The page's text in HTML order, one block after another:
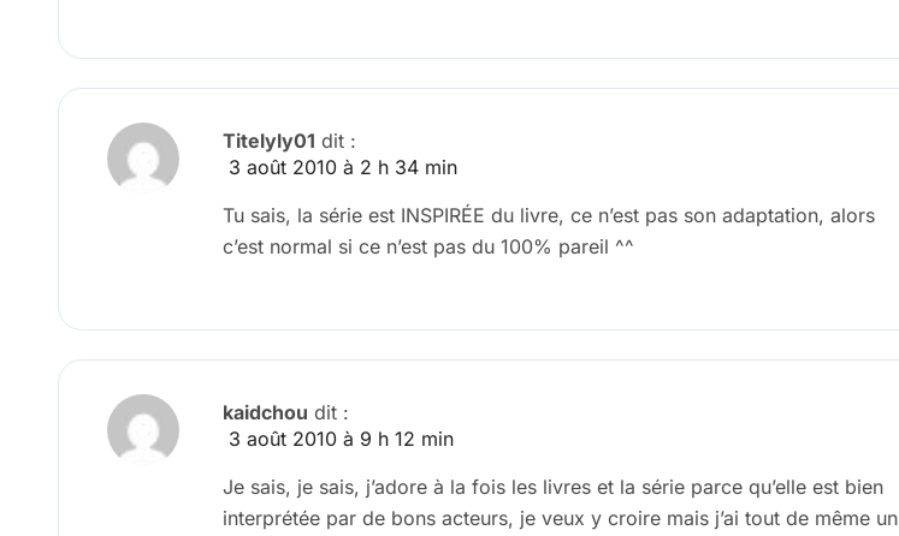
Titelyly01 dit :
3 août 2010 à 2 h 34 min
Tu sais, la série est INSPIRÉE du livre, ce n’est pas son adaptation, alors
c’est normal si ce n’est pas du 100% pareil ^^
kaidchou dit :
3 août 2010 à 9 h 12 min
Je sais, je sais, j’adore à la fois les livres et la série parce qu’elle est bien
interprétée par de bons acteurs, je veux y croire mais j’ai tout de même un